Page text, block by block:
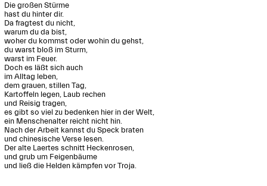
Die großen Stürme
hast du hinter dir.
Da fragtest du nicht,
warum du da bist,
woher du kommst oder wohin du gehst,
du warst bloß im Sturm,
warst im Feuer.
Doch es läßt sich auch
im Alltag leben,
dem grauen, stillen Tag,
Kartoffeln legen, Laub rechen
und Reisig tragen,
es gibt so viel zu bedenken hier in der Welt,
ein Menschenalter reicht nicht hin.
Nach der Arbeit kannst du Speck braten
und chinesische Verse lesen.
Der alte Laertes schnitt Heckenrosen,
und grub um Feigenbäume
und ließ die Helden kämpfen vor Troja.